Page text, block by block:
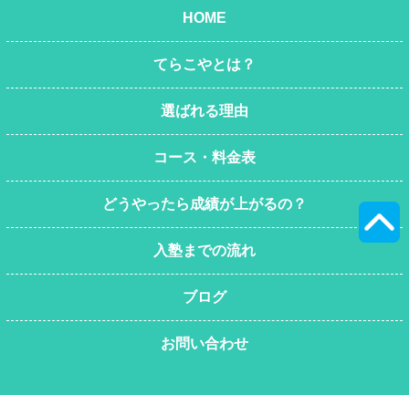
HOME
てらこやとは？
選ばれる理由
コース・料金表
どうやったら成績が上がるの？
入塾までの流れ
ブログ
お問い合わせ